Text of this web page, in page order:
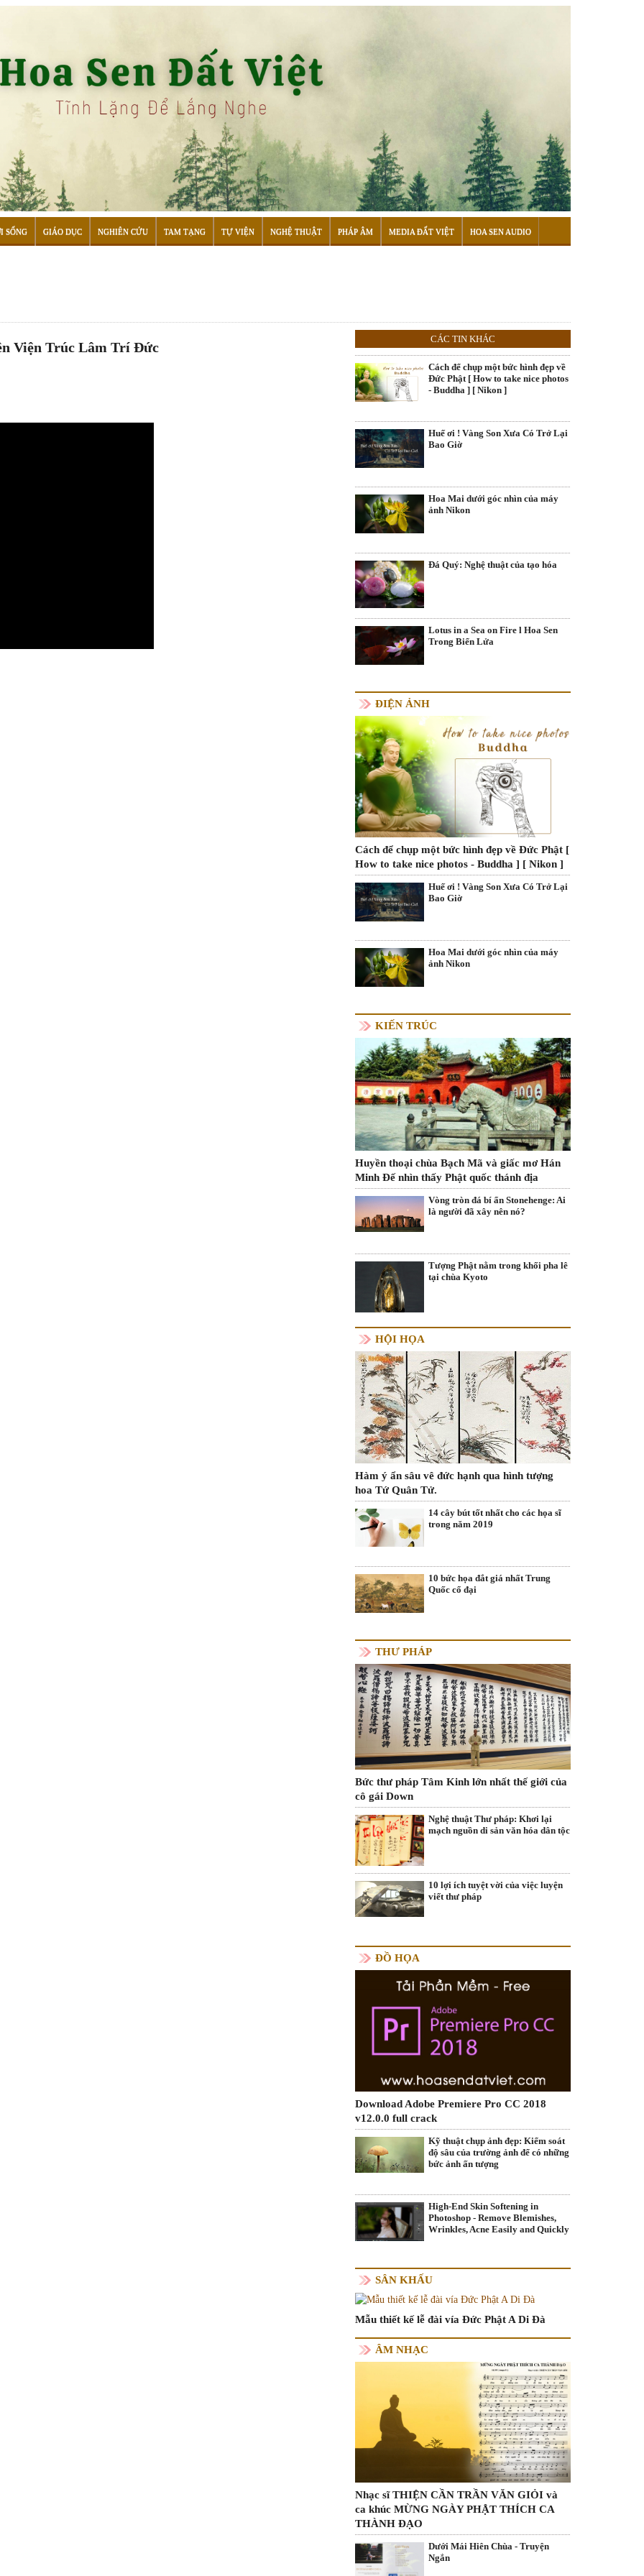
SỐNG GIÁO DỤC NGHIÊN CỨU TAM TẠNG TỰ VIỆN NGHỆ THUẬT PHÁP ÂM MEDIA ĐẤT VIỆT HOA SEN AUDIO
Viện Trúc Lâm Trí Đức
CÁC TIN KHÁC
Cách để chụp một bức hình đẹp về
Đức Phật [ How to take nice photos
- Buddha ] [ Nikon ]
Huế ơi ! Vàng Son Xưa Có Trở Lại
Bao Giờ
Hoa Mai dưới góc nhìn của máy
ảnh Nikon
Đá Quý: Nghệ thuật của tạo hóa
Lotus in a Sea on Fire l Hoa Sen
Trong Biển Lửa
ĐIỆN ẢNH
Cách để chụp một bức hình đẹp về Đức Phật [
How to take nice photos - Buddha ] [ Nikon ]
Huế ơi ! Vàng Son Xưa Có Trở Lại
Bao Giờ
Hoa Mai dưới góc nhìn của máy
ảnh Nikon
KIẾN TRÚC
Huyền thoại chùa Bạch Mã và giấc mơ Hán
Minh Đế nhìn thấy Phật quốc thánh địa
Vòng tròn đá bí ẩn Stonehenge: Ai
là người đã xây nên nó?
Tượng Phật nằm trong khối pha lê
tại chùa Kyoto
HỘI HỌA
Hàm ý ẩn sâu vê đức hạnh qua hình tượng
hoa Tứ Quân Tử.
14 cây bút tốt nhất cho các họa sĩ
trong năm 2019
10 bức họa đắt giá nhất Trung
Quốc cổ đại
THƯ PHÁP
Bức thư pháp Tâm Kinh lớn nhất thế giới của
cô gái Down
Nghệ thuật Thư pháp: Khơi lại
mạch nguồn di sản văn hóa dân tộc
10 lợi ích tuyệt vời của việc luyện
viết thư pháp
ĐỒ HỌA
Download Adobe Premiere Pro CC 2018
v12.0.0 full crack
Kỹ thuật chụp ảnh đẹp: Kiểm soát
độ sâu của trường ảnh để có những
bức ảnh ấn tượng
High-End Skin Softening in
Photoshop - Remove Blemishes,
Wrinkles, Acne Easily and Quickly
SÂN KHẤU
Mẫu thiết kế lễ đài vía Đức Phật A Di Đà
ÂM NHẠC
Nhạc sĩ THIỆN CẦN TRẦN VĂN GIỎI và
ca khúc MỪNG NGÀY PHẬT THÍCH CA
THÀNH ĐẠO
Dưới Mái Hiên Chùa - Truyện
Ngắn